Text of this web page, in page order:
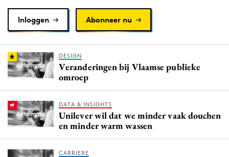
Inloggen Abonneer nu
DESIGN
Veranderingen bij Vlaamse publieke
omroep
DATA & INSIGHTS
Unilever wil dat we minder vaak douchen
en minder warm wassen
CARRIERE